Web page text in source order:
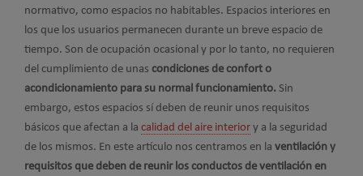
normativo, como espacios no habitables. Espacios interiores en
los que los usuarios permanecen durante un breve espacio de
tiempo. Son de ocupación ocasional y por lo tanto, no requieren
del cumplimiento de unas condiciones de confort o
acondicionamiento para su normal funcionamiento. Sin
embargo, estos espacios sí deben de reunir unos requisitos
básicos que afectan a la calidad del aire interior y a la seguridad
de los mismos. En este artículo nos centramos en la ventilación y
requisitos que deben de reunir los conductos de ventilación en